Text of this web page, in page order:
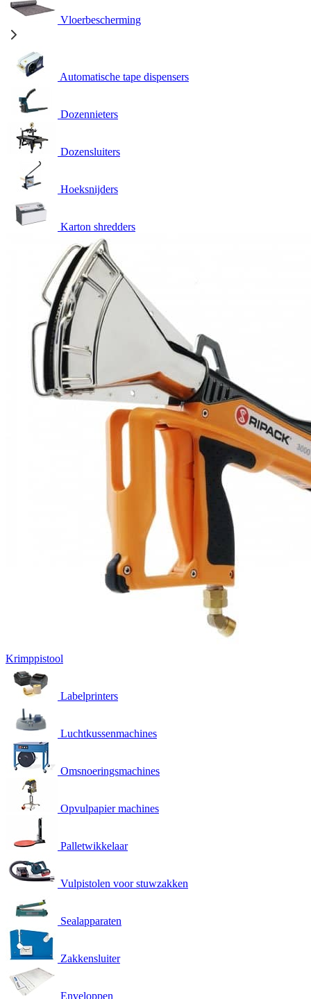
Vloerbescherming
Automatische tape dispensers
Dozennieters
Dozensluiters
Hoeksnijders
Karton shredders
Krimppistool
Labelprinters
Luchtkussenmachines
Omsnoeringsmachines
Opvulpapier machines
Palletwikkelaar
Vulpistolen voor stuwzakken
Sealapparaten
Zakkensluiter
Enveloppen